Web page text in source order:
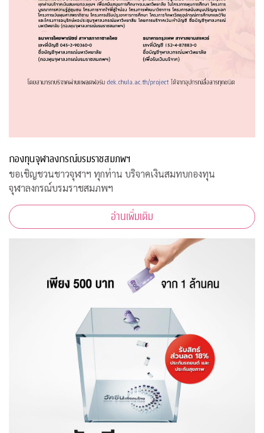
กองทุนจุฬาลงกรณ์บรมราชสมภพฯ
ขอเชิญชวนชาวจุฬาฯ ทุกท่าน บริจาคเงินสมทบกองทุน
จุฬาลงกรณ์บรมราชสมภพฯ
อ่านเพิ่มเติม